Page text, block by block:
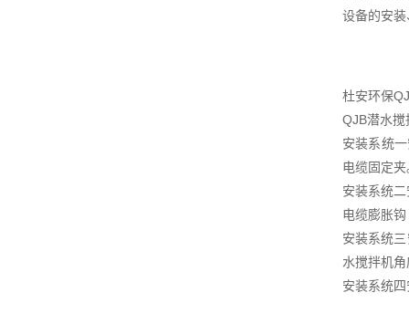
设备的安
杜安环保
QJB潜水
安装系统
电缆固定夹
安装系统
电缆膨胀
安装系统
水搅拌机
安装系统